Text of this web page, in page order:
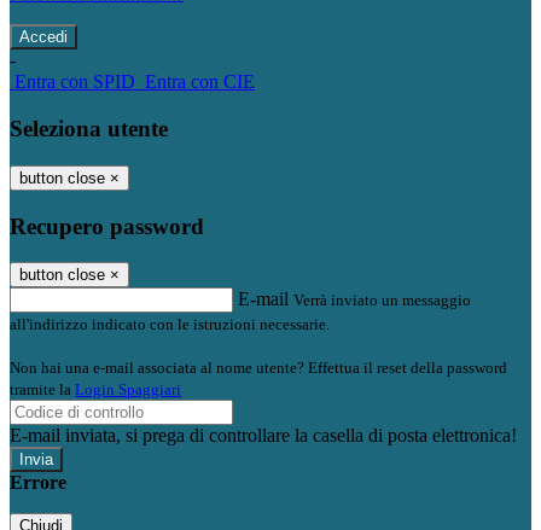
-
Entra con SPID Entra con CIE
Seleziona utente
button close ×
Recupero password
button close ×
E-mail Verrà inviato un messaggio
all'indirizzo indicato con le istruzioni necessarie.
Non hai una e-mail associata al nome utente? Effettua il reset della password
tramite la Login Spaggiari
E-mail inviata, si prega di controllare la casella di posta elettronica!
Errore
Chiudi